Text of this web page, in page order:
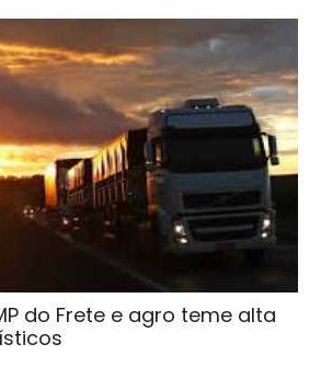
do Frete e agro teme alta